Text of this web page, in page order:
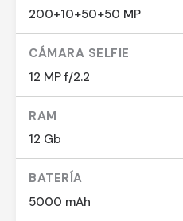
200+10+50+50 MP
CÁMARA SELFIE
12 MP f/2.2
RAM
12 Gb
BATERÍA
5000 mAh